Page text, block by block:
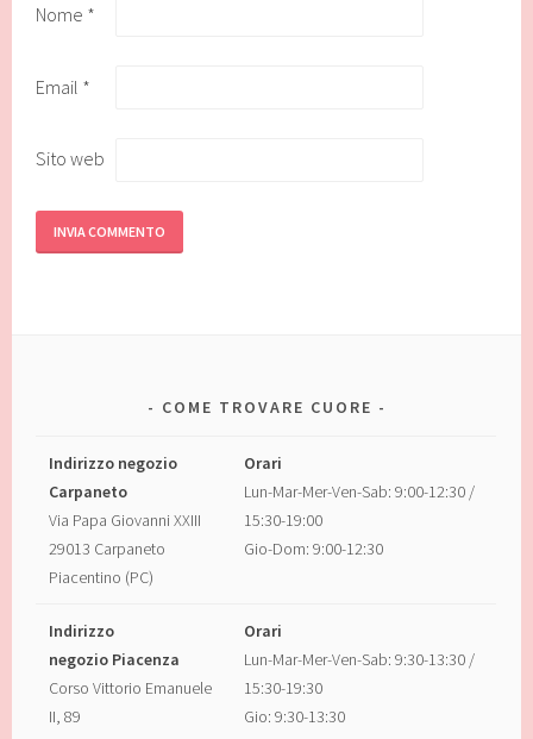
Nome *
Email *
Sito web
COME TROVARE CUORE
Indirizzo negozio
Carpaneto
Via Papa Giovanni XXIII
29013 Carpaneto
Piacentino (PC)
Orari
Lun-Mar-Mer-Ven-Sab: 9:00-12:30 /
15:30-19:00
Gio-Dom: 9:00-12:30
Indirizzo
negozio Piacenza
Corso Vittorio Emanuele
II, 89
Orari
Lun-Mar-Mer-Ven-Sab: 9:30-13:30 /
15:30-19:30
Gio: 9:30-13:30